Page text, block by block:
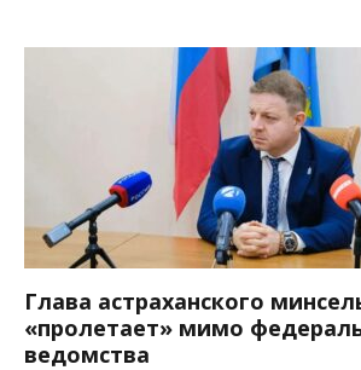
Глава астраханского
«пролетает» мимо
ведомства